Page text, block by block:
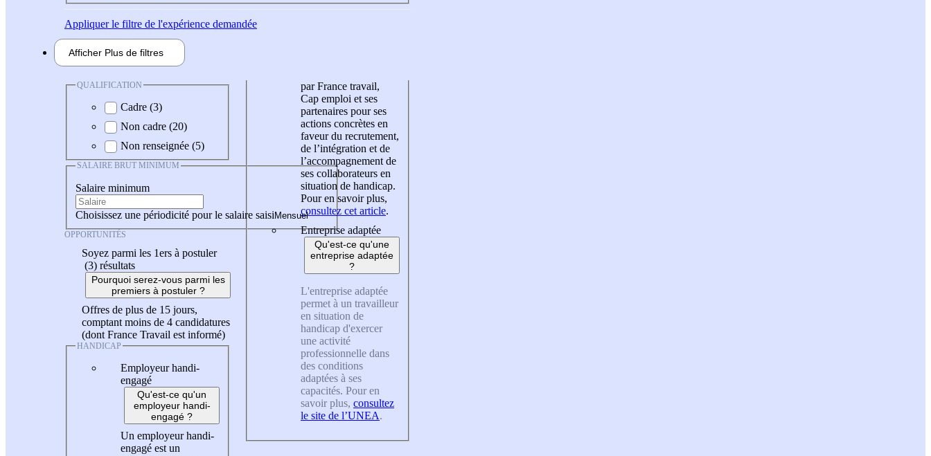
Appliquerle filtre de l'expérience demandée
Afficher Plus de filtres
QUALIFICATION
Cadre (3)
Non cadre (20)
Non renseignée (5)
SALAIRE BRUT MINIMUM
Salaire minimum
Choisissez une périodicité pour le salaire saisi
OPPORTUNITÉS
Soyez parmi les 1ers à postuler
(3) résultats
Pourquoi serez-vous parmi les
premiers à postuler ?
Offres de plus de 15 jours,
comptant moins de 4 candidatures
(dont France Travail est informé)
HANDICAP
Employeur handi-
engagé
Qu'est-ce qu'un
employeur handi-
engagé ?
Un employeur handi-
engagé est un
par France travail,
Cap emploi et ses
partenaires pour ses
actions concrètes en
faveur du recrutement,
de l’intégration et de
l’accompagnement de
ses collaborateurs en
situation de handicap.
Pour en savoir plus,
consultez cet article.
Entreprise adaptée
Qu'est-ce qu'une
entreprise adaptée
?
L'entreprise adaptée
permet à un travailleur
en situation de
handicap d'exercer
une activité
professionnelle dans
des conditions
adaptées à ses
capacités. Pour en
savoir plus, consultez
le site de l’UNEA.